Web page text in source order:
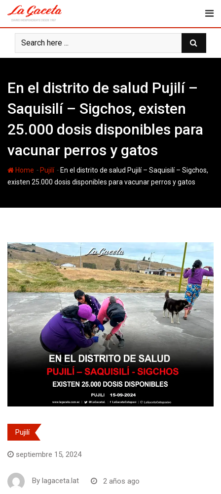
content
En el distrito de salud Pujilí –
Saquisilí – Sigchos, existen
25.000 dosis disponibles para
vacunar perros y gatos
Home - Pujilí- En el distrito de salud Pujilí – Saquisilí – Sigchos,
existen 25.000 dosis disponibles para vacunar perros y gatos
Pujilí
septiembre 15, 2024
By lagaceta.lat 2 años ago